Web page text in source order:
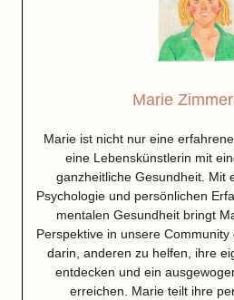
Marie
Marie ist nicht nur eine
eine Lebenskünstlerin mit
ganzheitliche Gesundheit. Mit
Psychologie und persönlichen
mentalen Gesundheit bringt
Perspektive in unsere
darin, anderen zu helfen, ihre
entdecken und ein
erreichen. Marie teilt ihre